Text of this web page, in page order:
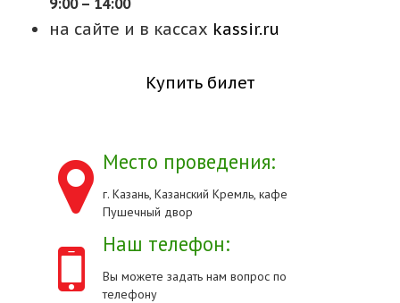
9:00 – 14:00
на сайте и в кассах kassir.ru
Купить билет
Место проведения:
г. Казань, Казанский Кремль, кафе
Пушечный двор
Наш телефон:
Вы можете задать нам вопрос по
телефону